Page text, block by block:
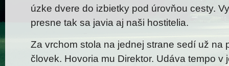
úzke dvere do izbietky pod úrovňou cesty.
presne tak sa javia aj naši hostitelia.
Za vrchom stola na jednej strane sedí už na
človek. Hovoria mu Direktor. Udáva tempo v